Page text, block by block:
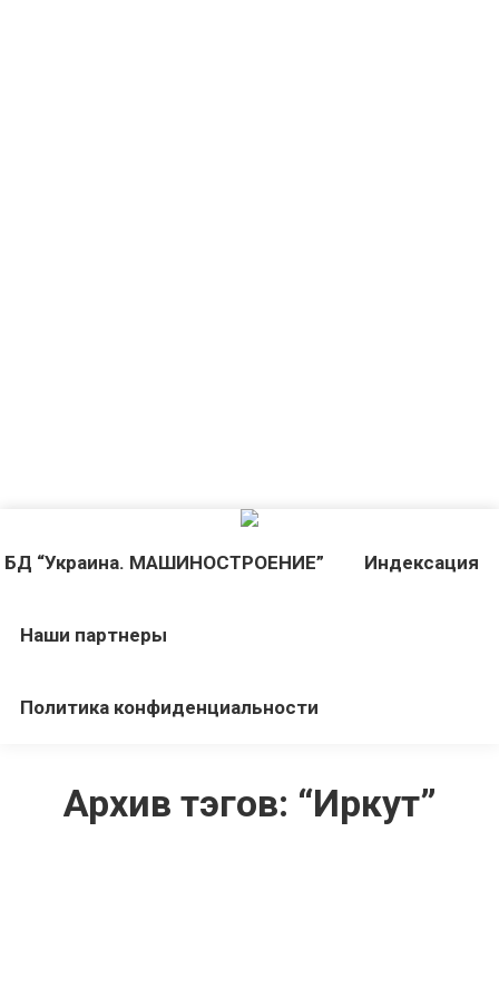
БД “Украина. МАШИНОСТРОЕНИЕ” Индекcация
Наши партнеры
Политика конфиденциальности
Архив тэгов: “Иркут”